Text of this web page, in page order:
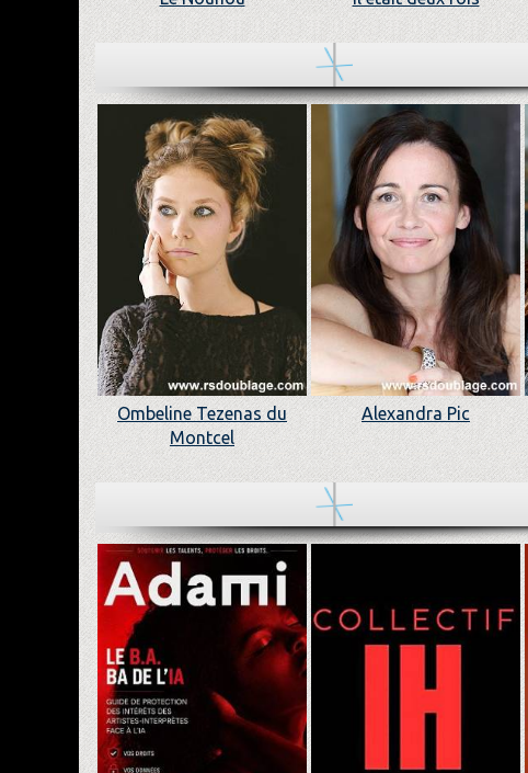
Ombeline Tezenas du
Montcel
Alexandra Pic